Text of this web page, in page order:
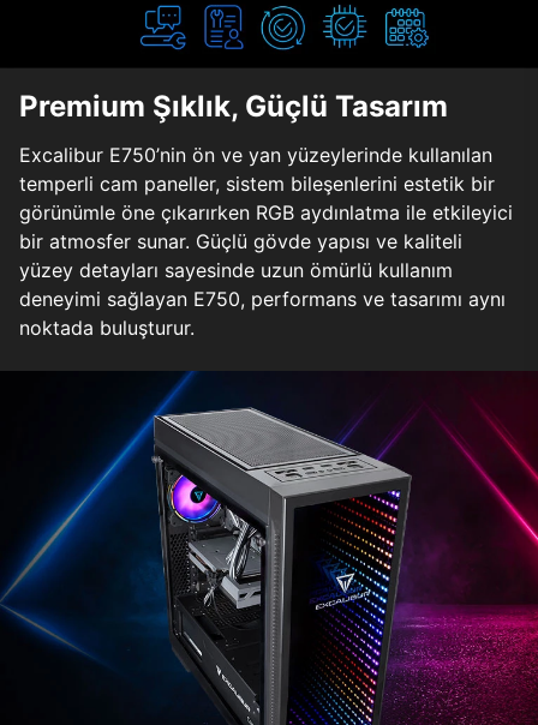
Premium Şıklık, Güçlü Tasarım
Excalibur E750’nin ön ve yan yüzeylerinde kullanılan
temperli cam paneller, sistem bileşenlerini estetik bir
görünümle öne çıkarırken RGB aydınlatma ile etkileyici
bir atmosfer sunar. Güçlü gövde yapısı ve kaliteli
yüzey detayları sayesinde uzun ömürlü kullanım
deneyimi sağlayan E750, performans ve tasarımı aynı
noktada buluşturur.